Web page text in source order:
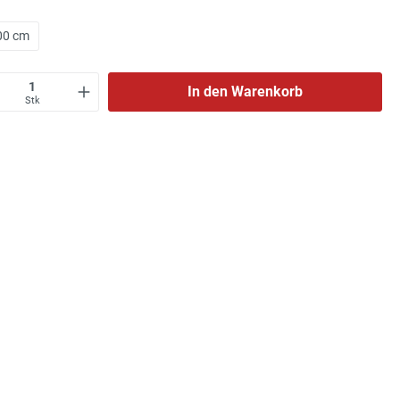
cm
Stk
In den Warenkorb